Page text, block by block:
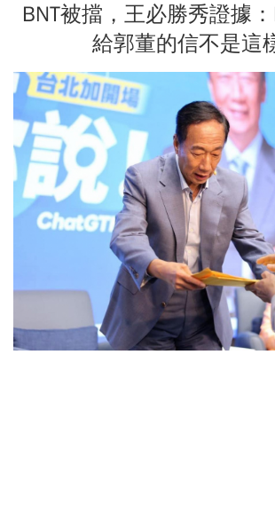
BNT被擋，王必勝秀證據
給郭董的信不是這